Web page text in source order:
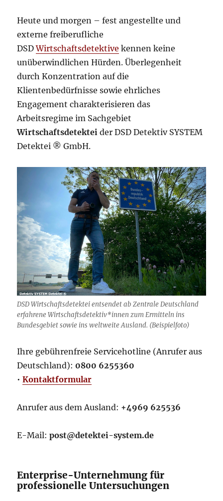
Heute und morgen – fest angestellte und
externe freiberufliche
DSDWirtschaftsdetektive kennen keine
unüberwindlichen Hürden. Überlegenheit
durch Konzentration auf die
Klientenbedürfnisse sowie ehrliches
Engagement charakterisieren das
Arbeitsregime im Sachgebiet
Wirtschaftsdetektei der DSD Detektiv SYSTEM
Detektei ® GmbH.
DSD Wirtschaftsdetektei entsendet ab Zentrale Deutschland
erfahrene Wirtschaftsdetektiv*innen zum Ermitteln ins
Bundesgebiet sowie ins weltweite Ausland. (Beispielfoto)
Ihre gebührenfreie Servicehotline (Anrufer aus
Deutschland): 0800 6255360
•Kontaktformular
Anrufer aus dem Ausland: +4969 625536
E-Mail:post@detektei-system.de
Enterprise-Unternehmung für
professionelle Untersuchungen